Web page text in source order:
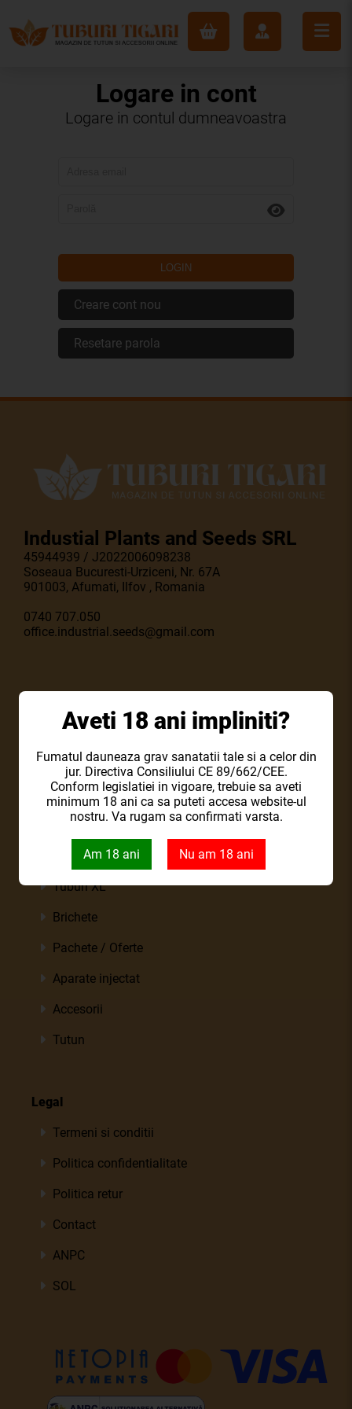
Logare in cont
Logare in contul dumneavoastra
LOGIN
Creare cont nou
Resetare parola
Industial Plants and Seeds SRL
45944939 / J2022006098238
Soseaua Bucuresti-Urziceni, Nr. 67A
901003, Afumati, Ilfov , Romania
0740 707.050
office.industrial.seeds@gmail.com
Prima pagina
Magazin
Tuburi tigari normale
Tuburi tigari slim
Tuburi XL
Brichete
Pachete / Oferte
Aparate injectat
Accesorii
Tutun
Legal
Termeni si conditii
Politica confidentialitate
Politica retur
Contact
ANPC
SOL
Aveti 18 ani impliniti?
Fumatul dauneaza grav sanatatii tale si a celor din
jur. Directiva Consiliului CE 89/662/CEE.
Conform legislatiei in vigoare, trebuie sa aveti
minimum 18 ani ca sa puteti accesa website-ul
nostru. Va rugam sa confirmati varsta.
Am 18 ani Nu am 18 ani